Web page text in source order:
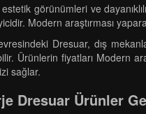
görünümleri ve
Modern araştırması
Dresuar, dış
Ürünlerin fiyatları Modern
sağlar.
Dresuar Ürünler